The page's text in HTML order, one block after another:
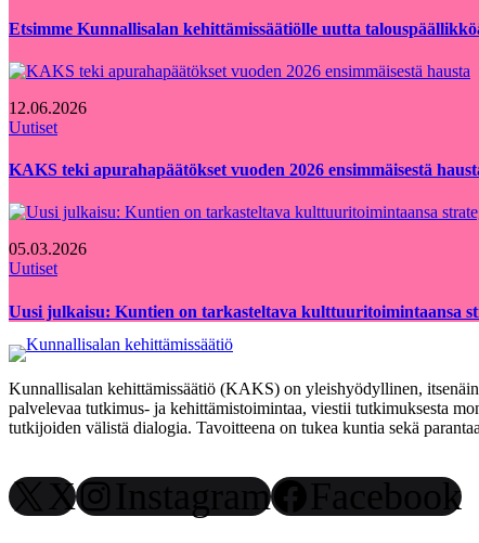
Etsimme Kunnallisalan kehittämissäätiölle uutta
12.06.2026
Uutiset
KAKS teki apurahapäätökset vuoden 2026 ensimmäisestä
05.03.2026
Uutiset
Uusi julkaisu: Kuntien on tarkasteltava kulttuuritoimintaansa
Kunnallisalan kehittämissäätiö (KAKS) on yleishyödyllinen,
palvelevaa tutkimus- ja kehittämistoimintaa, viestii tutkimuksesta
tutkijoiden välistä dialogia. Tavoitteena on tukea kuntia sekä
X Instagram Facebook